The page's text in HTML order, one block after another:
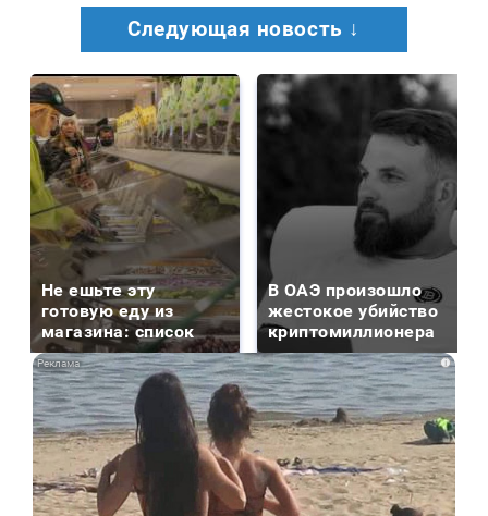
Следующая новость ↓
Не ешьте эту
готовую еду из
магазина: список
В ОАЭ произошло
жестокое убийство
криптомиллионера
i